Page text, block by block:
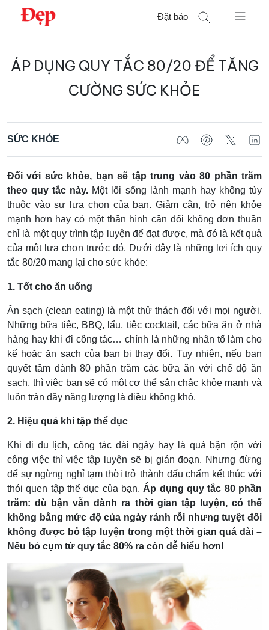
Chuyển
Đặt báo
kiếm
ÁP DỤNG QUY TẮC 80/20 ĐỂ TĂNG
CƯỜNG SỨC KHỎE
SỨC KHỎE
Đối với sức khỏe, bạn sẽ tập trung vào 80 phần trăm
theo quy tắc này. Một lối sống lành mạnh hay không tùy
thuộc vào sự lựa chọn của bạn. Giảm cân, trở nên khỏe
mạnh hơn hay có một thân hình cân đối không đơn thuần
chỉ là một quy trình tập luyện để đạt được, mà đó là kết quả
của một lựa chọn trước đó. Dưới đây là những lợi ích quy
tắc 80/20 mang lại cho sức khỏe:
1. Tốt cho ăn uống
Ăn sạch (clean eating) là một thử thách đối với mọi người.
Những bữa tiệc, BBQ, lẩu, tiệc cocktail, các bữa ăn ở nhà
hàng hay khi đi công tác… chính là những nhân tố làm cho
kế hoặc ăn sạch của bạn bị thay đổi. Tuy nhiên, nếu bạn
quyết tâm dành 80 phần trăm các bữa ăn với chế độ ăn
sạch, thì việc bạn sẽ có một cơ thể sắn chắc khỏe mạnh và
luôn tràn đầy năng lượng là điều không khó.
2. Hiệu quả khi tập thể dục
Khi đi du lịch, công tác dài ngày hay là quá bận rộn với
công việc thì việc tập luyện sẽ bị gián đoạn. Nhưng đừng
để sự ngừng nghỉ tạm thời trở thành dấu chấm kết thúc với
thói quen tập thể dục của bạn. Áp dụng quy tắc 80 phần
trăm: dù bận vẫn dành ra thời gian tập luyện, có thể
không bằng mức độ của ngày rảnh rỗi nhưng tuyệt đối
không được bỏ tập luyện trong một thời gian quá dài –
Nếu bỏ cụm từ quy tắc 80% ra còn dễ hiểu hơn!